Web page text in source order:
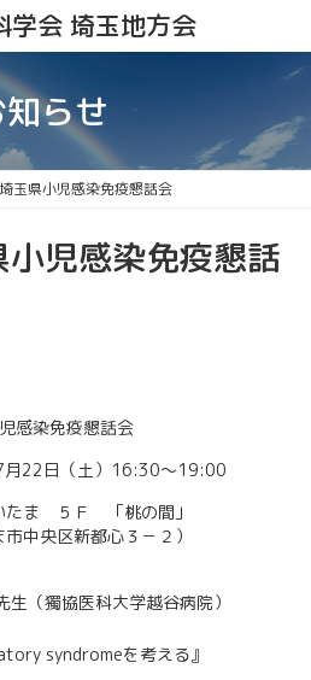
学会 埼玉地方会
らせ
玉県小児感染免疫懇話会
児感染免疫懇話
染免疫懇話会
22日（土）16:30～19:00
たま ５Ｆ 「桃の間」
区新都心３－２）
獨協医科大学越谷病院）
syndromeを考える』